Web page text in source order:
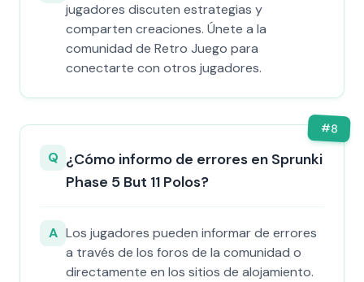
jugadores discuten estrategias y
comparten creaciones. Únete a la
comunidad de Retro Juego para
conectarte con otros jugadores.
#8
Q ¿Cómo informo de errores en Sprunki
Phase 5 But 11 Polos?
A Los jugadores pueden informar de errores
a través de los foros de la comunidad o
directamente en los sitios de alojamiento.